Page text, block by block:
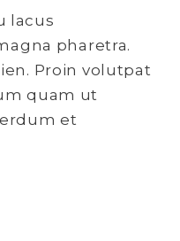
lacus
pharetra.
Proin volutpat
quam ut
et